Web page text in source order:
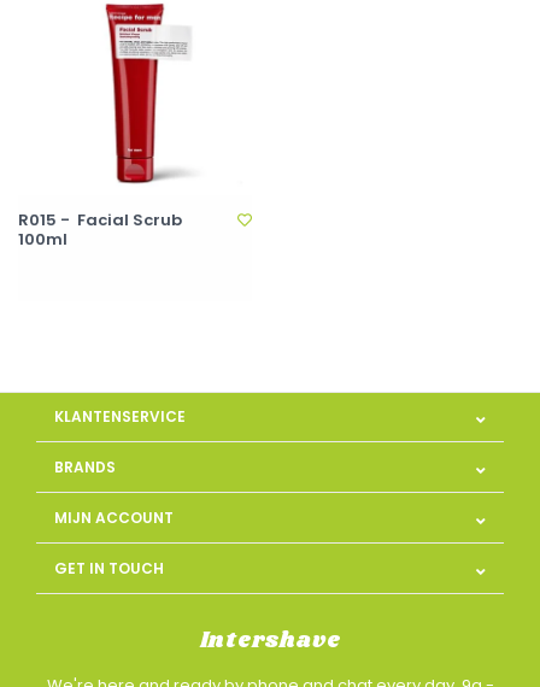
R015 - Facial Scrub
100ml
KLANTENSERVICE
BRANDS
MIJN ACCOUNT
GET IN TOUCH
Intershave